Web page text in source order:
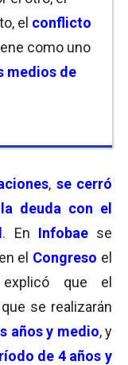
el conflicto
como uno
medios de
, se cerró
deuda con el
. En Infobaese
el Congreso el
que el
que se realizarán
años y medio, y
de 4 años y